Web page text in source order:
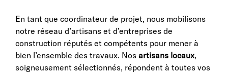
En tant que coordinateur de projet, nous mobilisons
notre réseau d’artisans et d’entreprises de
construction réputés et compétents pour mener à
bien l’ensemble des travaux. Nos artisans locaux,
soigneusement sélectionnés, répondent à toutes vos